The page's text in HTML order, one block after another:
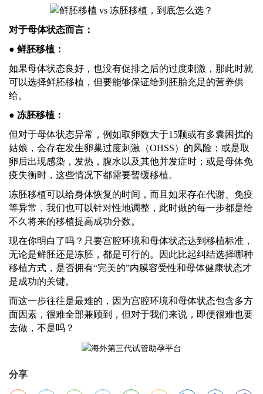
对于母体状态而言：
● 鲜胚移植：
如果母体状态良好，也没有促排之后的过度刺激，那此时就
可以选择鲜胚移植，但要能够保证给到胚胎充足的营养供
给。
● 冻胚移植：
但对于母体状态异常，例如取卵数大于15颗或有多囊困扰的
姑娘，会存在发生卵巢过度刺激（OHSS）的风险；或是取
卵后出现感染，发热，腹水以及其他并发症时；或是母体免
疫失衡时，这些情况下都需要暂缓移植。
冻胚移植可以给身体恢复的时间，而且如果存在代谢、免疫
等异常，我们也可以针对性地调整，此时做的每一步都是给
不久将来的移植提高成功分数。
现在你明白了吗？只要宫腔环境和母体状态达到移植标准，
无论是鲜胚还是冻胚，都是可行的。因此比起纠结选择哪种
移植方式，是否拥有“完美的”内膜容受性和母体健康状态才
是成功的关键。
而这一步往往是最难的，因为宫腔环境和母体状态包含多方
面因素，很难全部兼顾到，但对于我们来说，即便很难也要
去做，不是吗？
分享